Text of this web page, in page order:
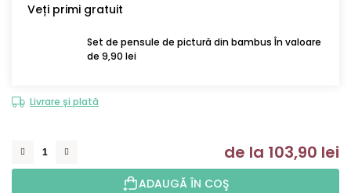
Veți primi gratuit
Set de pensule de pictură din bambus În valoare
de 9,90 lei
Livrare și plată
de la 103,90 lei
ADAUGĂ ÎN COŞ